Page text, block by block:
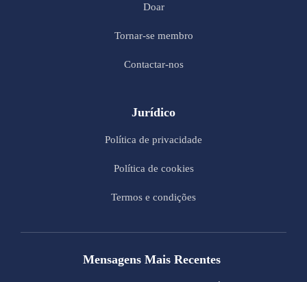
Doar
Tornar-se membro
Contactar-nos
Jurídico
Política de privacidade
Política de cookies
Termos e condições
Mensagens Mais Recentes